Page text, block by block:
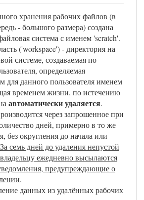
хранения рабочих файлов (в
- большого размера) создана
система с именем 'scratch'.
('workspace') - директория на
системе, создаваемая по
определяемая
для данного пользователя именем
временем жизни, по истечению
автоматически удаляется.
через запрошенное при
дней, примерно в то же
без округления до начала или
За семь дней до удаления непустой
ежедневно высылаются
предупреждающие о
.
данных из удалённых рабочих